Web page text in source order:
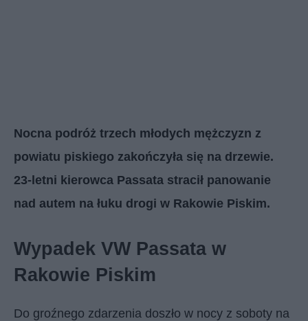
Nocna podróż trzech młodych mężczyzn z
powiatu piskiego zakończyła się na drzewie.
23-letni kierowca Passata stracił panowanie
nad autem na łuku drogi w Rakowie Piskim.
Wypadek VW Passata w
Rakowie Piskim
Do groźnego zdarzenia doszło w nocy z soboty na